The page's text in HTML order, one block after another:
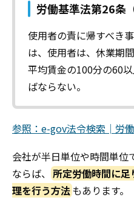
労働基準法第26条
使用者の責に帰すべき
は、使用者は、休業期
平均賃金の100分の60
ばならない。
参照：e-gov法令検索│労
会社が半日単位や時間単位
ならば、 所定労働時間に
理を行う方法もあります。